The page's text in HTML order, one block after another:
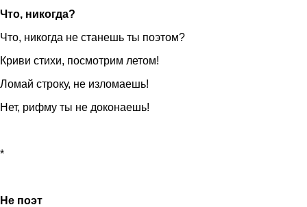
Что, никогда?
Что, никогда не станешь ты поэтом?
Криви стихи, посмотрим летом!
Ломай строку, не изломаешь!
Нет, рифму ты не доконаешь!
*
Не поэт